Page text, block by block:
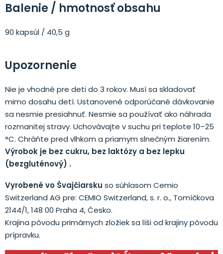
Balenie / hmotnosť obsahu
90 kapsúl / 40,5 g
Upozornenie
Nie je vhodné pre deti do 3 rokov. Musí sa skladovať
mimo dosahu detí. Ustanovené odporúčané dávkovanie
sa nesmie presiahnuť. Nesmie sa používať ako náhrada
rozmanitej stravy. Uchovávajte v suchu pri teplote 10–25
°C. Chráňte pred vlhkom a priamym slnečným žiarením.
Výrobok je bez cukru, bez laktózy a bez lepku
(bezgluténový) .
Vyrobené vo Švajčiarsku so súhlasom Cemio
Switzerland AG pre: CEMIO Switzerland, s. r. o., Tomíčkova
2144/1, 148 00 Praha 4, Česko.
Krajina pôvodu primárnych zložiek sa líši od krajiny pôvodu
prípravku.